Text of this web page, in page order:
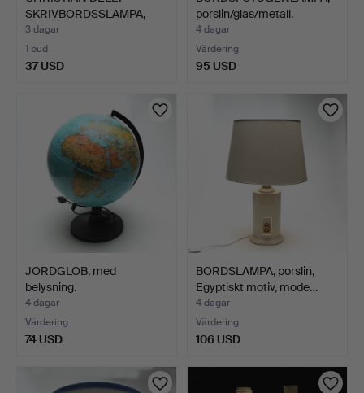
SKRIVBORDSSLAMPA,
metall.
3 dagar
1 bud
37 USD
porslin/glas/metall.
4 dagar
Värdering
95 USD
JORDGLOB, med
belysning.
4 dagar
Värdering
74 USD
BORDSLAMPA, porslin,
Egyptiskt motiv, mode…
4 dagar
Värdering
106 USD